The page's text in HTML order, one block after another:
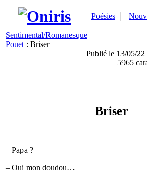
Poésies
Sentimental/Romanesque
Pouet : Briser
Publié le 13/05/22
5965
Briser
– Papa ?
– Oui mon doudou…